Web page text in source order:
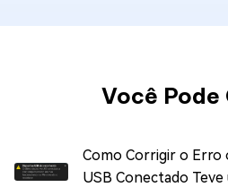
Você Pode
Como Corrigir o
USB Conectado Teve